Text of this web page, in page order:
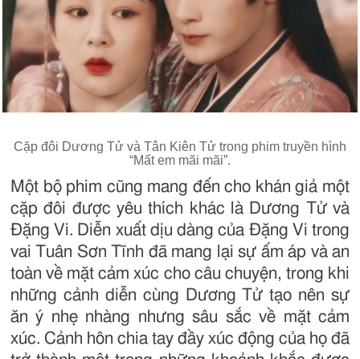
Cặp đôi Dương Tử và Tân Kiên Tử trong phim truyền hình
“Mất em mãi mãi”.
Một bộ phim cũng mang đến cho khán giả một
cặp đôi được yêu thích khác là Dương Tử và
Đặng Vi. Diễn xuất dịu dàng của Đặng Vi trong
vai Tuân Sơn Tĩnh đã mang lại sự ấm áp và an
toàn về mặt cảm xúc cho câu chuyện, trong khi
những cảnh diễn cùng Dương Tử tạo nên sự
ăn ý nhẹ nhàng nhưng sâu sắc về mặt cảm
xúc. Cảnh hôn chia tay đầy xúc động của họ đã